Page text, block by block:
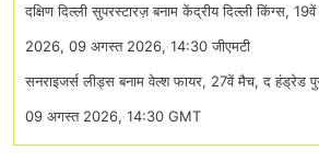
दक्षिण दिल्ली सुपरस्टारज़ बनाम केंद्रीय दिल्ली किंग्स,
2026, 09 अगस्त 2026, 14:30 जीएमटी
सनराइजर्स लीड्स बनाम वेल्श फायर, 27वें मैच, द हंड्रेड
09 अगस्त 2026, 14:30 GMT